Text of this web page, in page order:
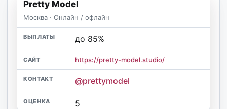
Pretty Model
Москва · Онлайн / офлайн
до 85%
https://pretty-model.studio/
@prettymodel
5